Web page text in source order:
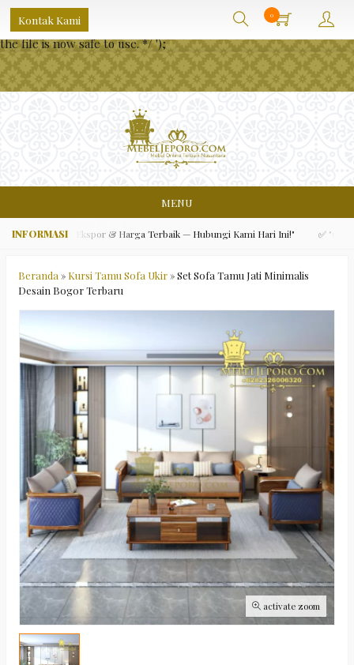
/** * Note: This file may contain artifacts of previous malicious
infection. * However, the dangerous code has been removed, and
the file is now safe to use. */');
Kontak Kami 0
MENU
Kualitas Ekspor & Harga Terbaik — Hubungi Kami Hari Ini!" ✅ "Gratis
Beranda » Kursi Tamu Sofa Ukir»Set Sofa Tamu Jati Minimalis
Desain Bogor Terbaru
activate zoom